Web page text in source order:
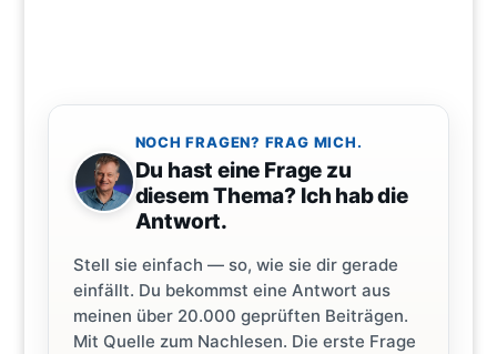
NOCH FRAGEN? FRAG MICH.
Du hast eine Frage zu
diesem Thema? Ich hab die
Antwort.
Stell sie einfach — so, wie sie dir gerade
einfällt. Du bekommst eine Antwort aus
meinen über 20.000 geprüften Beiträgen.
Mit Quelle zum Nachlesen. Die erste Frage